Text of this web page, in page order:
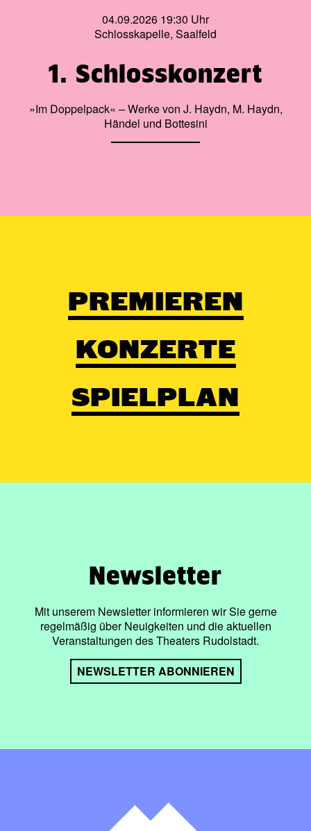
04.09.2026 19:30 Uhr
Schlosskapelle, Saalfeld
1. Schlosskonzert
»Im Doppelpack« – Werke von J. Haydn, M. Haydn,
Händel und Bottesini
PREMIEREN
KONZERTE
SPIELPLAN
Newsletter
Mit unserem Newsletter informieren wir Sie gerne
regelmäßig über Neuigkeiten und die aktuellen
Veranstaltungen des Theaters Rudolstadt.
NEWSLETTER ABONNIEREN